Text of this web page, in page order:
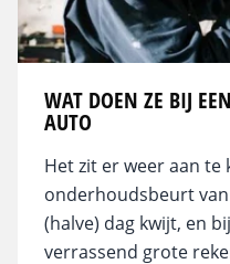
WAT DOEN ZE BIJ
AUTO
Het zit er weer aan te
onderhoudsbeurt
(halve) dag kwijt, en
verrassend grote